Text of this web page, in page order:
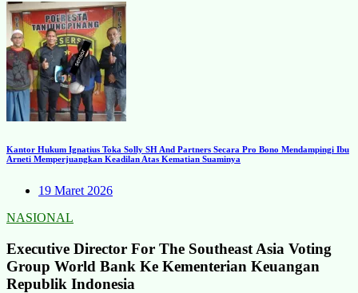
Kantor Hukum Ignatius Toka Solly SH And Partners Secara Pro Bono Mendampingi Ibu
Arneti Memperjuangkan Keadilan Atas Kematian Suaminya
19 Maret 2026
NASIONAL
Executive Director For The Southeast Asia Voting
Group World Bank Ke Kementerian Keuangan
Republik Indonesia